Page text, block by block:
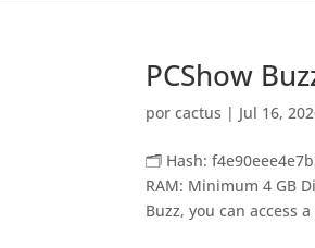
PCShow
porcactus | Jul 16,
🗂 Hash:
RAM: Minimum 4 GB
Buzz, you can access